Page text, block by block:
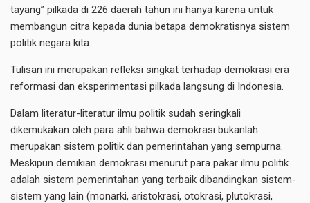
tayang” pilkada di 226 daerah tahun ini hanya karena untuk
membangun citra kepada dunia betapa demokratisnya sistem
politik negara kita.
Tulisan ini merupakan refleksi singkat terhadap demokrasi era
reformasi dan eksperimentasi pilkada langsung di Indonesia.
Dalam literatur-literatur ilmu politik sudah seringkali
dikemukakan oleh para ahli bahwa demokrasi bukanlah
merupakan sistem politik dan pemerintahan yang sempurna.
Meskipun demikian demokrasi menurut para pakar ilmu politik
adalah sistem pemerintahan yang terbaik dibandingkan sistem-
sistem yang lain (monarki, aristokrasi, otokrasi, plutokrasi,